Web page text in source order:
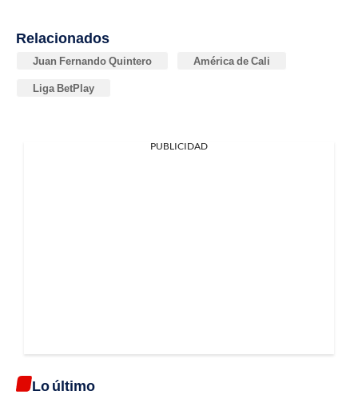
Relacionados
Juan Fernando Quintero América de Cali
Liga BetPlay
PUBLICIDAD
Lo último